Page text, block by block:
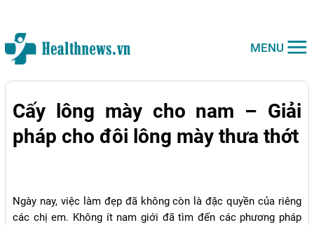
MENU
Cấy lông mày cho nam – Giải
pháp cho đôi lông mày thưa thớt
Ngày nay, việc làm đẹp đã không còn là đặc quyền của riêng
các chị em. Không ít nam giới đã tìm đến các phương pháp